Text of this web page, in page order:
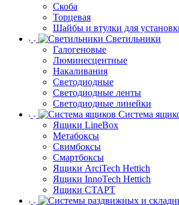
Скоба
Торцевая
Шайбы и втулки для
Светильники
Галогеновые
Люминесцентные
Накаливания
Светодиодные
Светодиодные ленты
Светодиодные линейки
Система
Ящики LineBox
Метабоксы
Свимбоксы
Смартбоксы
Ящики ArciTech Hettich
Ящики InnoTech Hettich
Ящики СТАРТ